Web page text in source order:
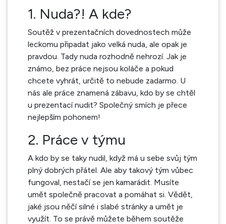
1. Nuda?! A kde?
Soutěž v prezentačních dovednostech může
leckomu připadat jako velká nuda, ale opak je
pravdou. Tady nuda rozhodně nehrozí. Jak je
známo, bez práce nejsou koláče a pokud
chcete vyhrát, určitě to nebude zadarmo. U
nás ale práce znamená zábavu, kdo by se chtěl
u prezentací nudit? Společný smích je přece
nejlepším pohonem!
2. Práce v týmu
A kdo by se taky nudil, když má u sebe svůj tým
plný dobrých přátel. Ale aby takový tým vůbec
fungoval, nestačí se jen kamarádit. Musíte
umět společně pracovat a pomáhat si. Vědět,
jaké jsou něčí silné i slabé stránky a umět je
využít. To se právě můžete během soutěže